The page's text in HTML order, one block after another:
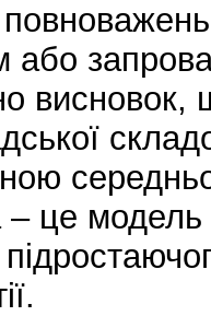
висновок,
це модель